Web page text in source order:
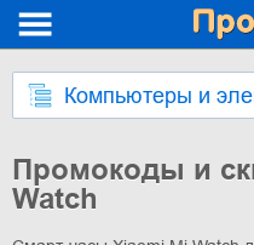
Компьютеры и
Промокоды и
Watch